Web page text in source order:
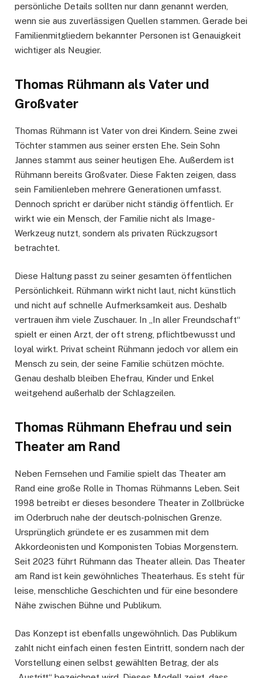
persönliche Details sollten nur dann genannt werden,
wenn sie aus zuverlässigen Quellen stammen. Gerade bei
Familienmitgliedern bekannter Personen ist Genauigkeit
wichtiger als Neugier.
Thomas Rühmann als Vater und
Großvater
Thomas Rühmann ist Vater von drei Kindern. Seine zwei
Töchter stammen aus seiner ersten Ehe. Sein Sohn
Jannes stammt aus seiner heutigen Ehe. Außerdem ist
Rühmann bereits Großvater. Diese Fakten zeigen, dass
sein Familienleben mehrere Generationen umfasst.
Dennoch spricht er darüber nicht ständig öffentlich. Er
wirkt wie ein Mensch, der Familie nicht als Image-
Werkzeug nutzt, sondern als privaten Rückzugsort
betrachtet.
Diese Haltung passt zu seiner gesamten öffentlichen
Persönlichkeit. Rühmann wirkt nicht laut, nicht künstlich
und nicht auf schnelle Aufmerksamkeit aus. Deshalb
vertrauen ihm viele Zuschauer. In „In aller Freundschaft“
spielt er einen Arzt, der oft streng, pflichtbewusst und
loyal wirkt. Privat scheint Rühmann jedoch vor allem ein
Mensch zu sein, der seine Familie schützen möchte.
Genau deshalb bleiben Ehefrau, Kinder und Enkel
weitgehend außerhalb der Schlagzeilen.
Thomas Rühmann Ehefrau und sein
Theater am Rand
Neben Fernsehen und Familie spielt das Theater am
Rand eine große Rolle in Thomas Rühmanns Leben. Seit
1998 betreibt er dieses besondere Theater in Zollbrücke
im Oderbruch nahe der deutsch-polnischen Grenze.
Ursprünglich gründete er es zusammen mit dem
Akkordeonisten und Komponisten Tobias Morgenstern.
Seit 2023 führt Rühmann das Theater allein. Das Theater
am Rand ist kein gewöhnliches Theaterhaus. Es steht für
leise, menschliche Geschichten und für eine besondere
Nähe zwischen Bühne und Publikum.
Das Konzept ist ebenfalls ungewöhnlich. Das Publikum
zahlt nicht einfach einen festen Eintritt, sondern nach der
Vorstellung einen selbst gewählten Betrag, der als